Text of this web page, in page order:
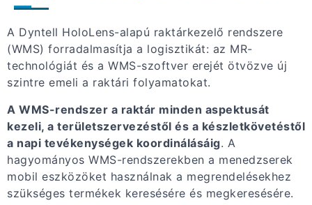
A Dyntell HoloLens-alapú raktárkezelő rendszere
(WMS) forradalmasítja a logisztikát: az MR-
technológiát és a WMS-szoftver erejét ötvözve új
szintre emeli a raktári folyamatokat.
A WMS-rendszer a raktár minden aspektusát
kezeli, a területszervezéstől és a készletkövetéstől
a napi tevékenységek koordinálásáig. A
hagyományos WMS-rendszerekben a menedzserek
mobil eszközöket használnak a megrendelésekhez
szükséges termékek keresésére és megkeresésére.